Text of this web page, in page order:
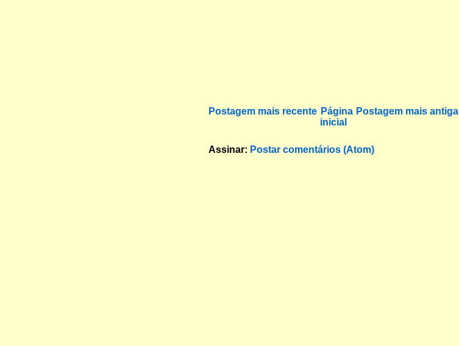
Postagem mais recente Postagem mais antiga
Página
inicial
Assinar: Postar comentários (Atom)